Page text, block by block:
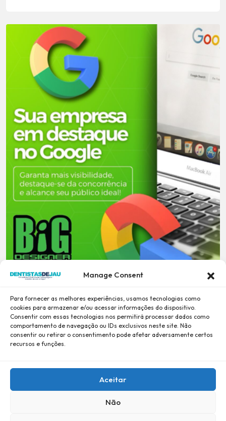
Manage Consent
Para fornecer as melhores experiências, usamos tecnologias como
cookies para armazenar e/ou acessar informações do dispositivo.
Consentir com essas tecnologias nos permitirá processar dados como
comportamento de navegação ou IDs exclusivos neste site. Não
consentir ou retirar o consentimento pode afetar adversamente certos
recursos e funções.
Aceitar
Não